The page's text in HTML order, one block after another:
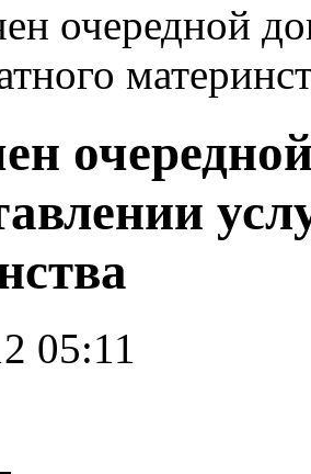
очередной
05:11